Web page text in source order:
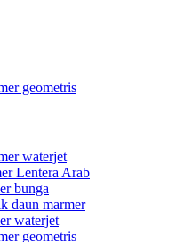
geometris
waterjet
Lentera Arab
bunga
daun marmer
waterjet
geometris